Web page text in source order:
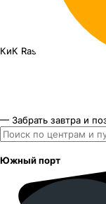
КиК Rassvet KC868
— Забрать завтра и
Южный порт